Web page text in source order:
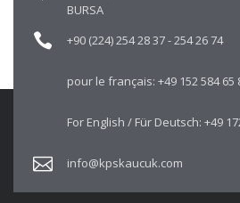
BURSA
+90 (224) 254 28 37-254 26 74
pour le français: +49 152 584 65
For English / Für Deutsch: +49
info@kpskaucuk.com